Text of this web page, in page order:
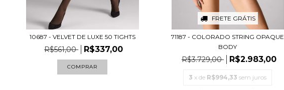
10687 - VELVET DE LUXE 50 TIGHTS
R$561,00 R$337,00
COMPRAR
FRETE GRÁTIS
71187 - COLORADO STRING OPAQUE
BODY
R$3.729,00 R$2.983,00
3 x de R$994,33 sem juros